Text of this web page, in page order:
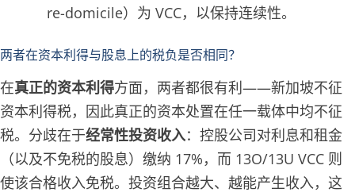
re-domicile）为 VCC，以保持连续性。
两者在资本利得与股息上的税负是否相同？
在真正的资本利得方面，两者都很有利——新加坡不征
资本利得税，因此真正的资本处置在任一载体中均不征
税。分歧在于经常性投资收入：控股公司对利息和租金
（以及不免税的股息）缴纳 17%，而 13O/13U VCC 则
使该合格收入免税。投资组合越大、越能产生收入，这